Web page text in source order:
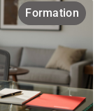
Formation